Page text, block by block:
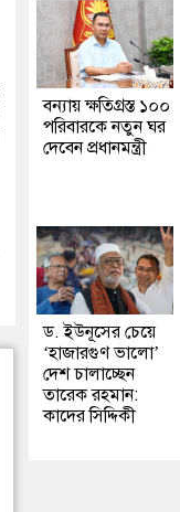
বন্যায় ক্ষতিগ্রস্ত ১০০
পরিবারকে নতুন ঘর
দেবেন প্রধানমন্ত্রী
ড. ইউনূসের চেয়ে
‘হাজারগুণ ভালো’
দেশ চালাচ্ছেন
তারেক রহমান:
কাদের সিদ্দিকী